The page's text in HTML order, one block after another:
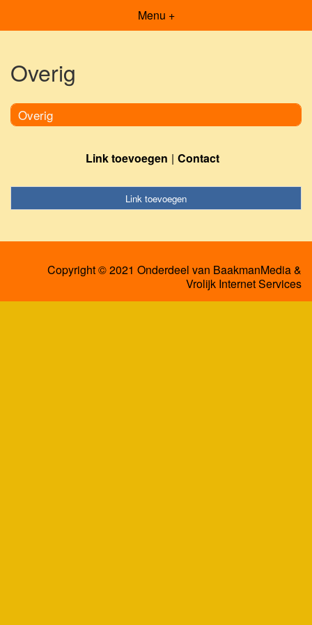
Menu +
Overig
Overig
Link toevoegen Contact
Link toevoegen
Copyright © 2021 Onderdeel van BaakmanMedia&
Vrolijk Internet Services